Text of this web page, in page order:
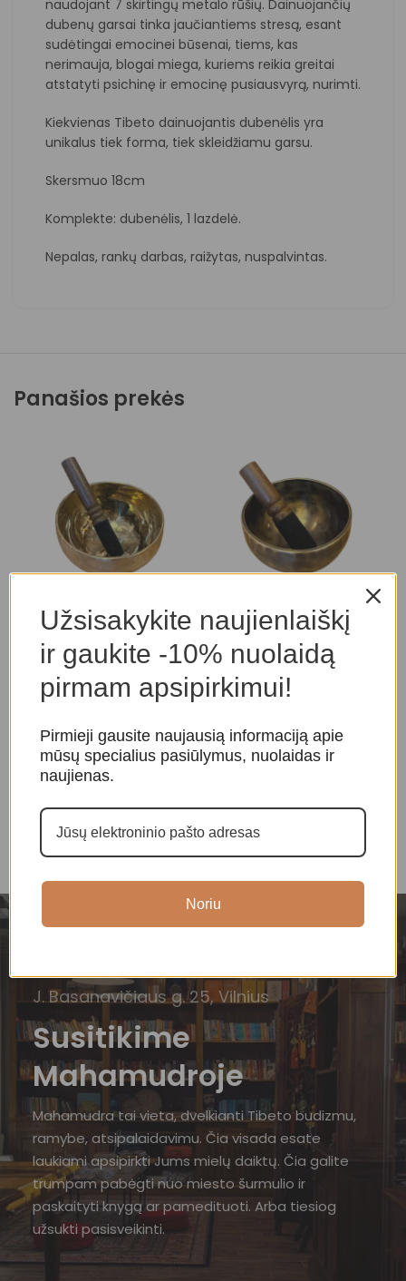
naudojant 7 skirtingų metalo rūšių. Dainuojančių
dubenų garsai tinka jaučiantiems stresą, esant
sudėtingai emocinei būsenai, tiems, kas
nerimauja, blogai miega, kuriems reikia greitai
atstatyti psichinę ir emocinę pusiausvyrą, nurimti.
Kiekvienas Tibeto dainuojantis dubenėlis yra
unikalus tiek forma, tiek skleidžiamu garsu.
Skersmuo 18cm
Komplekte: dubenėlis, 1 lazdelė.
Nepalas, rankų darbas, raižytas, nuspalvintas.
Panašios prekės
Tibeto dainuojantis
Dainuojantys Tibeto
dubenėliai, Dainuojantys
dubenėliai
84,00€
Tibeto dainuojantis
dubenėlis
Dainuojantys Tibeto
dubenėliai ,
Dainuojantys
87,00 €
J. Basanavičiaus g. 25, Vilnius
Susitikime
Mahamudroje
Mahamudra tai vieta, dvelkianti Tibeto budizmu,
ramybe, atsipalaidavimu. Čia visada esate
laukiami apsipirkti Jums mielų daiktų. Čia galite
trumpam pabėgti nuo miesto šurmulio ir
paskaityti knygą ar pamedituoti. Arba tiesiog
užsukti pasisveikinti.
Užsisakykite naujienlaiškį
ir gaukite -10% nuolaidą
pirmam apsipirkimui!
Pirmieji gausite naujausią informaciją apie
mūsų specialius pasiūlymus, nuolaidas ir
naujienas.
Noriu